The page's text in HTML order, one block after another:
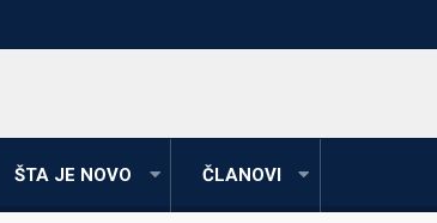
ŠTA JE NOVO ČLANOVI